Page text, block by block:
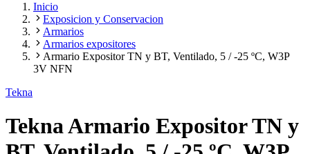
Inicio
Exposicion y Conservacion
Armarios
Armarios expositores
Armario Expositor TN y BT, Ventilado, 5 / -25 ºC, W3P
3V NFN
Tekna
Tekna Armario Expositor TN y